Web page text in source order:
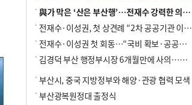
與가 막은 ‘산은 부산행’…전재수 강력한 의지 표명 없인 공염불
전재수·이성권, 첫 상견례 “2차 공공기관 이전 초당 협력”(종합)
전재수·이성권 첫 회동…“국비 확보·공공기관 이전 협력”
김경덕 부산 행정부시장 6개월만에 사의…후임 인선 촉각
부산시, 중국 지방정부와 해양·관광 협력 모색
부산광복원정대 출정식